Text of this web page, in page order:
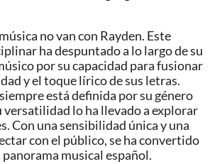
no van con Rayden. Este
ha despuntado a lo largo de su
por su capacidad para fusionar
y el toque lírico de sus letras.
está definida por su género
versatilidad lo ha llevado a explorar
Con una sensibilidad única y una
con el público, se ha convertido
musical español.